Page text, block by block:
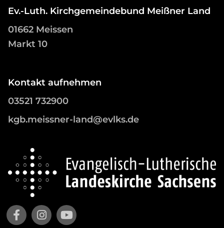
Ev.-Luth. Kirchgemeindebund Meißner Land
01662 Meissen
Markt 10
Kontakt aufnehmen
03521 732900
kgb.meissner-land@evlks.de